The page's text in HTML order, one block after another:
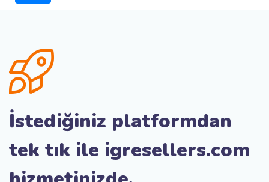
İstediğiniz platformdan
tek tık ile igresellers.com